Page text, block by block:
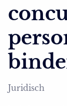
Juridisch